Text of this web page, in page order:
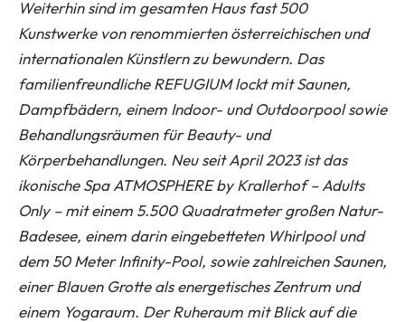
Weiterhin sind im gesamten Haus fast 500
Kunstwerke von renommierten österreichischen und
internationalen Künstlern zu bewundern. Das
familienfreundliche REFUGIUM lockt mit Saunen,
Dampfbädern, einem Indoor- und Outdoorpool sowie
Behandlungsräumen für Beauty- und
Körperbehandlungen. Neu seit April 2023 ist das
ikonische Spa ATMOSPHERE by Krallerhof – Adults
Only – mit einem 5.500 Quadratmeter großen Natur-
Badesee, einem darin eingebetteten Whirlpool und
dem 50 Meter Infinity-Pool, sowie zahlreichen Saunen,
einer Blauen Grotte als energetisches Zentrum und
einem Yogaraum. Der Ruheraum mit Blick auf die